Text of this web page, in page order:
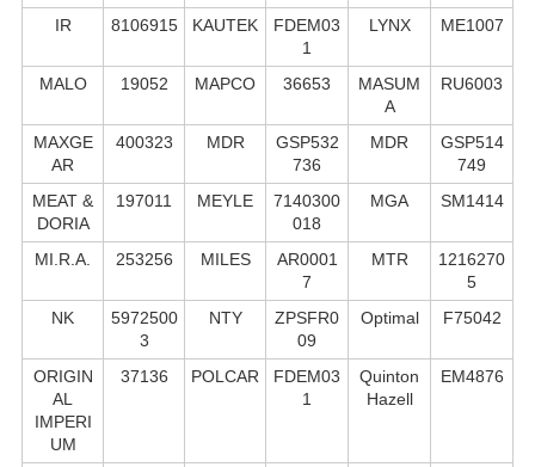
IR 8106915 KAUTEK
FDEM03
1
LYNX ME1007
MALO 19052 MAPCO 36653
MASUM
A
RU6003
MAXGE
AR
400323 MDR
GSP532
736
MDR
GSP514
749
MEAT &
DORIA
197011 MEYLE
7140300
018
MGA SM1414
MI.R.A. 253256 MILES
AR0001
7
MTR
1216270
5
NK
5972500
3
NTY
ZPSFR0
09
Optimal F75042
ORIGIN
AL
IMPERI
UM
37136 POLCAR
FDEM03
1
Quinton
Hazell
EM4876